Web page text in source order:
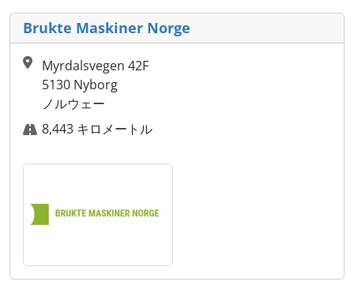
Brukte Maskiner Norge
Myrdalsvegen 42F
5130 Nyborg
ノルウェー
8,443 キロメートル